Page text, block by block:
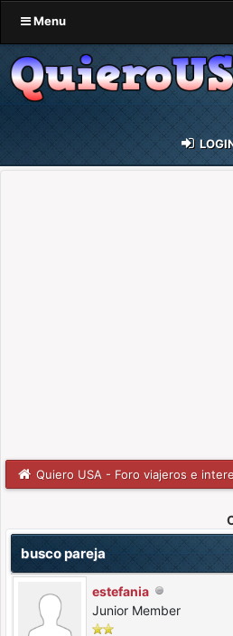
Menu
Quiero USA - Foro viajeros e
busco pareja
estefania
Junior Member